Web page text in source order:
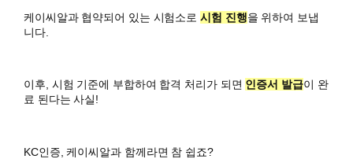
케이씨알과 협약되어 있는 시험소로시험 진행을 위하여 보냅
니다.
이후, 시험 기준에 부합하여 합격 처리가 되면 인증서 발급이 완
료 된다는 사실!
KC인증, 케이씨알과 함께라면 참 쉽죠?